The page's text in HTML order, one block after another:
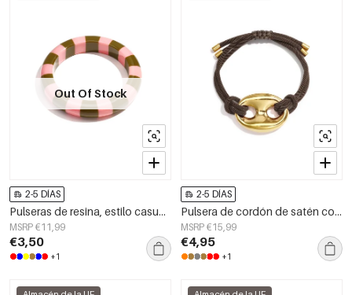
Out Of Stock
2-5 DÍAS
Pulseras de resina, estilo casual y sencillo para uso diario, de la serie Joyería para mujer
MSRP €11,99
€3,50
+1
2-5 DÍAS
Pulsera de cordón de satén con detalle de botón
MSRP €15,99
€4,95
+1